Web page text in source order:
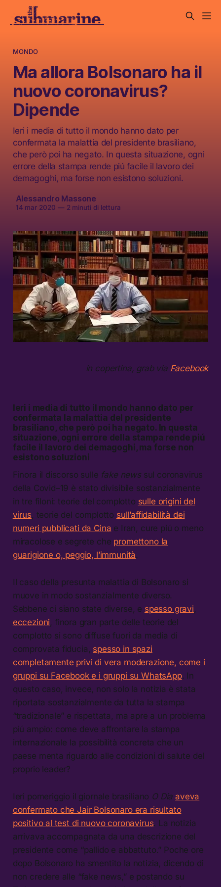
MONDO
Ma allora Bolsonaro ha il
nuovo coronavirus?
Dipende
Ieri i media di tutto il mondo hanno dato per
confermata la malattia del presidente brasiliano,
che però poi ha negato. In questa situazione, ogni
errore della stampa rende piú facile il lavoro dei
demagoghi, ma forse non esistono soluzioni.
Alessandro Massone
14 mar 2020 —2 minuti di lettura
in copertina, grab via Facebook
Ieri i media di tutto il mondo hanno dato per
confermata la malattia del presidente
brasiliano, che però poi ha negato. In questa
situazione, ogni errore della stampa rende piú
facile il lavoro dei demagoghi, ma forse non
esistono soluzioni
Finora il discorso sulle fake newssul coronavirus
della Covid–19 è stato divisibile sostanzialmente
in tre filoni: teorie del complotto sulle origini del
virus , teorie del complotto sull’affidabilità dei
numeri pubblicati da Cina e Iran, cure piú o meno
miracolose e segrete che promettono la
guarigione o, peggio, l’immunità.
Il caso della presunta malattia di Bolsonaro si
muove in modo sostanzialmente diverso.
Sebbene ci siano state diverse, e spesso gravi
eccezioni , finora gran parte delle teorie del
complotto si sono diffuse fuori da media di
comprovata fiducia, spesso in spazi
completamente privi di vera moderazione, come i
gruppi su Facebook e i gruppi su WhatsApp. In
questo caso, invece, non solo la notizia è stata
riportata sostanzialmente da tutta la stampa
“tradizionale” e rispettata, ma apre a un problema
piú ampio: come deve affrontare la stampa
internazionale la possibilità concreta che un
paese menta riguardo alle condizioni di salute del
proprio leader?
Ieri pomeriggio il giornale brasiliano O Dia aveva
confermato che Jair Bolsonaro era risultato
positivo al test di nuovo coronavirus. La notizia
arrivava accompagnata da una descrizione del
presidente come “pallido e abbattuto.” Poche ore
dopo Bolsonaro ha smentito la notizia, dicendo di
non credere alle “fake news,” e postando su